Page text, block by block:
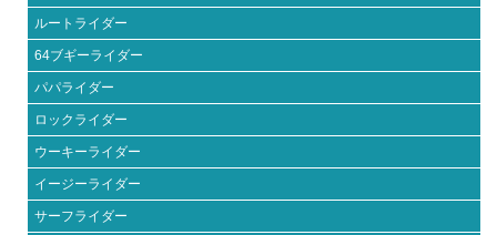
ルートライダー
64ブギーライダー
パパライダー
ロックライダー
ウーキーライダー
イージーライダー
サーフライダー